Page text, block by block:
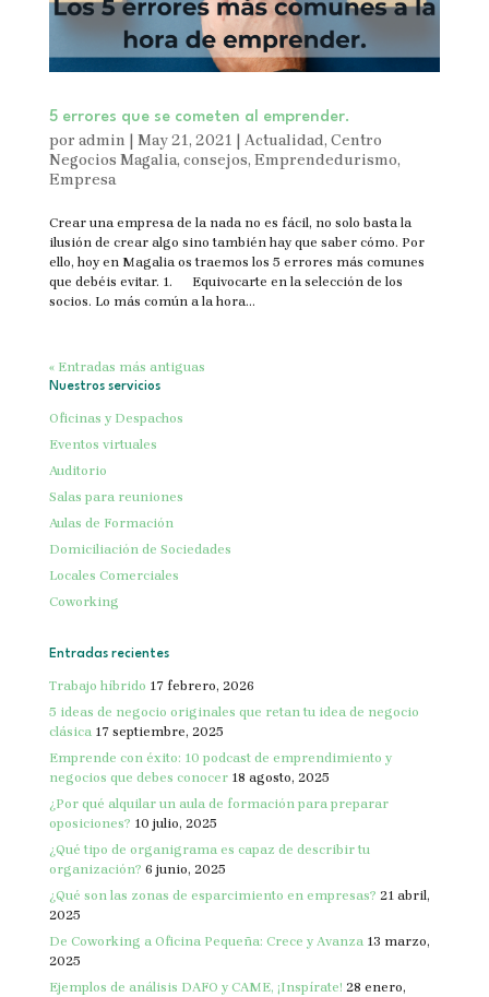
5 errores que se cometen al emprender.
por admin | May 21, 2021 | Actualidad, Centro
Negocios Magalia, consejos, Emprendedurismo,
Empresa
Crear una empresa de la nada no es fácil, no solo basta la
ilusión de crear algo sino también hay que saber cómo. Por
ello, hoy en Magalia os traemos los 5 errores más comunes
que debéis evitar. 1. Equivocarte en la selección de los
socios. Lo más común a la hora...
« Entradas más antiguas
Nuestros servicios
Oficinas y Despachos
Eventos virtuales
Auditorio
Salas para reuniones
Aulas de Formación
Domiciliación de Sociedades
Locales Comerciales
Coworking
Entradas recientes
Trabajo híbrido 17 febrero, 2026
5 ideas de negocio originales que retan tu idea de negocio
clásica 17 septiembre, 2025
Emprende con éxito: 10 podcast de emprendimiento y
negocios que debes conocer 18 agosto, 2025
¿Por qué alquilar un aula de formación para preparar
oposiciones? 10 julio, 2025
¿Qué tipo de organigrama es capaz de describir tu
organización? 6 junio, 2025
¿Qué son las zonas de esparcimiento en empresas? 21 abril,
2025
De Coworking a Oficina Pequeña: Crece y Avanza 13 marzo,
2025
Ejemplos de análisis DAFO y CAME, ¡Inspírate! 28 enero,